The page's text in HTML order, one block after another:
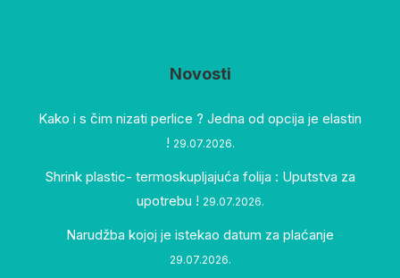
Novosti
Kako i s čim nizati perlice ? Jedna od opcija je elastin
! 29.07.2026.
Shrink plastic- termoskupljajuća folija : Uputstva za
upotrebu ! 29.07.2026.
Narudžba kojoj je istekao datum za plaćanje
29.07.2026.